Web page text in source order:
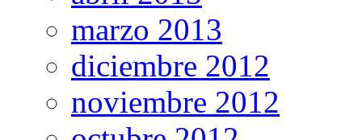
marzo 2013
diciembre 2012
noviembre 2012